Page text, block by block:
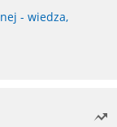
- wiedza,